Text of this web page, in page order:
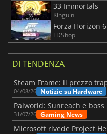
33 Immortals
Kinguin
Forza Horizon 6
LDShop
DI TENDENZA
04/08/26 Notizie su Hardware
31/07/26 Gaming News
Microsoft rivede Project